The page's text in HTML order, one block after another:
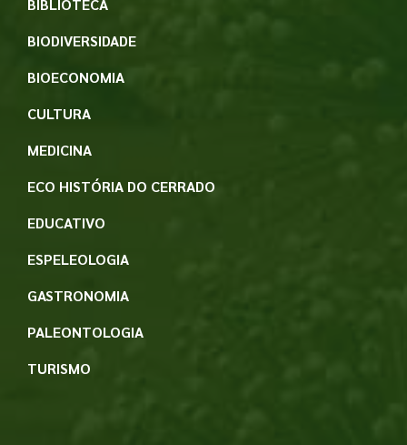
BIBLIOTECA
BIODIVERSIDADE
BIOECONOMIA
CULTURA
MEDICINA
ECO HISTÓRIA DO CERRADO
EDUCATIVO
ESPELEOLOGIA
GASTRONOMIA
PALEONTOLOGIA
TURISMO